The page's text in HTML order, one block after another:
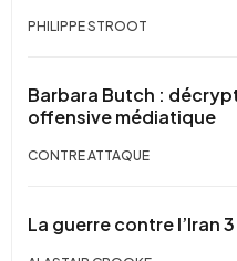
PHILIPPE STROOT
Barbara Butch :
offensive médiatique
CONTRE ATTAQUE
La guerre contre l’Iran